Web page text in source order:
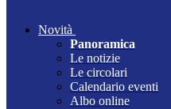
Novità
Panoramica
Le notizie
Le circolari
Calendario eventi
Albo online